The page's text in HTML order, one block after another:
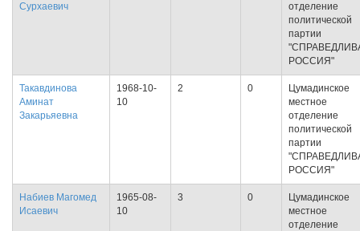
Сурхаевич
отделение
политической
партии
РОССИЯ"
Такавдинова
Аминат
Закарьяевна
1968-10-
10
2 0
Цумадинское
местное
отделение
политической
партии
РОССИЯ"
Набиев Магомед
Исаевич
1965-08-
10
3 0
Цумадинское
местное
отделение